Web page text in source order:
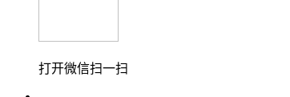
打开微信扫一扫